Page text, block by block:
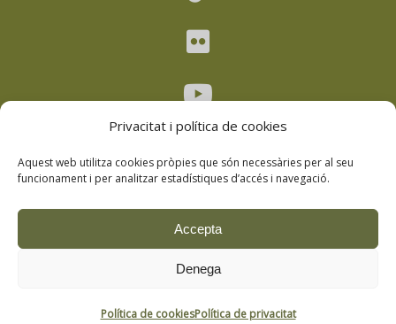
Privacitat i política de cookies
Aquest web utilitza cookies pròpies que són necessàries per al seu
funcionament i per analitzar estadístiques d’accés i navegació.
Accepta
Denega
Política de cookiesPolítica de privacitat
Política de privacitat
Política de cookies–Política de drets
d’imatge
Tots els drets reservats